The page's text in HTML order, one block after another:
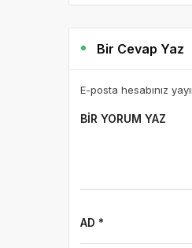
Bir Cevap Yaz
E-posta hesabınız
BIR YORUM YAZ
AD *